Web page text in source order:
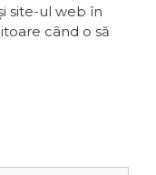
site-ul web în
când o să